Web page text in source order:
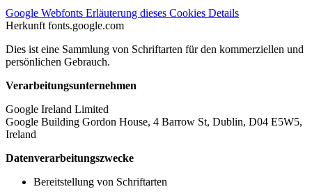
Google Webfonts Erläuterung dieses Cookies Details
Herkunft fonts.google.com
Dies ist eine Sammlung von Schriftarten für den kommerziellen und
persönlichen Gebrauch.
Verarbeitungsunternehmen
Google Ireland Limited
Google Building Gordon House, 4 Barrow St, Dublin, D04 E5W5,
Ireland
Datenverarbeitungszwecke
Bereitstellung von Schriftarten